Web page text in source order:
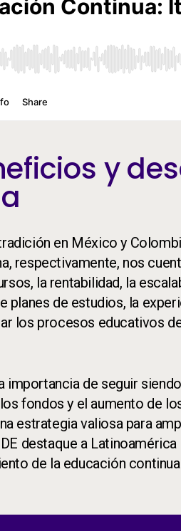
y
en México y
respectivamente, nos
la rentabilidad, la
de estudios, la
los procesos educativos
de seguir
fondos y el aumento de
estrategia valiosa para
destaque a
de la educación